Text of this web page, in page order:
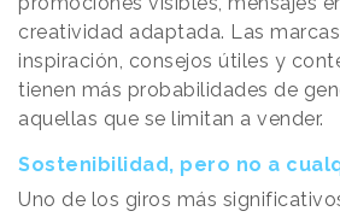
creatividad adaptada. Las
inspiración, consejos útiles y
tienen más probabilidades de
aquellas que se limitan a vender.
Sostenibilidad, pero no a
Uno de los giros más